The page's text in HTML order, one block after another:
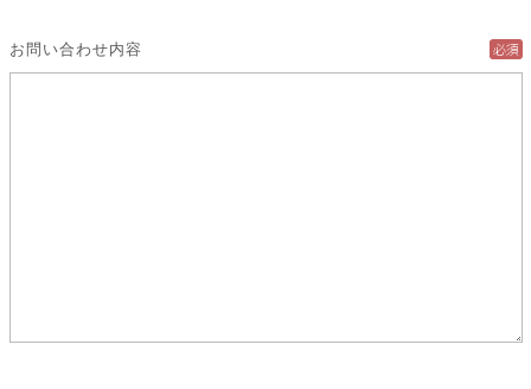
お問い合わせ内容 必須